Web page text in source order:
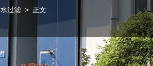
水过滤 > 正文